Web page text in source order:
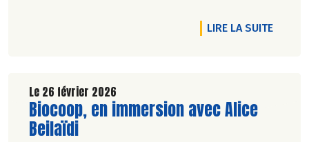
LIRE LA SUITEDE
Le 26 février 2026
Lire la suite de l'article
Biocoop, en immersion avec Alice
Beilaïdi